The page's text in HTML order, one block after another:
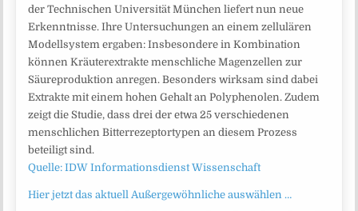
der Technischen Universität München liefert nun neue
Erkenntnisse. Ihre Untersuchungen an einem zellulären
Modellsystem ergaben: Insbesondere in Kombination
können Kräuterextrakte menschliche Magenzellen zur
Säureproduktion anregen. Besonders wirksam sind dabei
Extrakte mit einem hohen Gehalt an Polyphenolen. Zudem
zeigt die Studie, dass drei der etwa 25 verschiedenen
menschlichen Bitterrezeptortypen an diesem Prozess
beteiligt sind.
Quelle: IDW Informationsdienst Wissenschaft
Hier jetzt das aktuell Außergewöhnliche auswählen …